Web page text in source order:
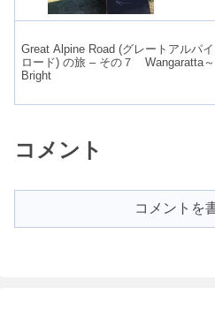
Great Alpine Road (グレートアルパ
ロード) の旅 – その７ Wangaratta～
Bright
コメント
コメントを